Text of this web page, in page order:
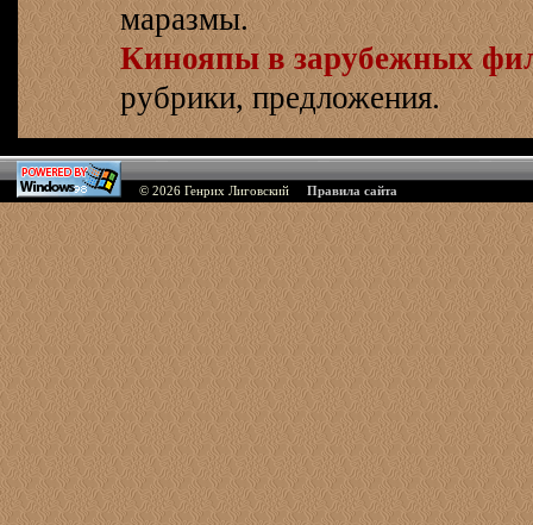
маразмы.
Кинояпы в зарубежных
рубрики, предложения.
© 2026 Генрих Лиговский Правила сайта